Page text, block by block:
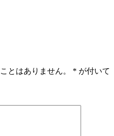
とはありません。 * が付いて